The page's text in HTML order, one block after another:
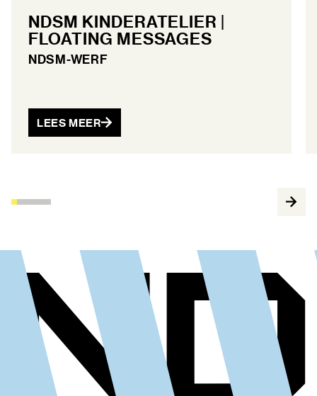
NDSM KINDERATELIER |
FLOATING MESSAGES
NDSM-WERF
LEES MEER